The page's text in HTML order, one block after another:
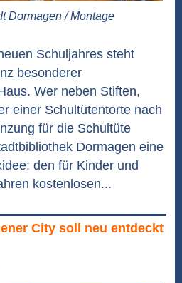
Dormagen / Montage
Schuljahres steht
besonderer
Wer neben Stiften,
einer Schultütentorte nach
für die Schultüte
Dormagen eine
den für Kinder und
kostenlosen...
City soll neu entdeckt